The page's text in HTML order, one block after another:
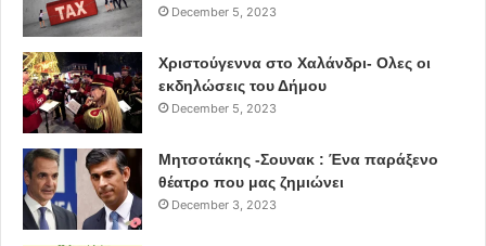
December 5, 2023
Χριστούγεννα στο Χαλάνδρι- Ολες οι
εκδηλώσεις του Δήμου
December 5, 2023
Μητσοτάκης -Σουνακ : Ένα παράξενο
θέατρο που μας ζημιώνει
December 3, 2023